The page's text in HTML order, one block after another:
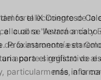
del fortalecimiento de la
la obra "Astronomía y
de la astronomía en
aporte significativo
particularmente, a la